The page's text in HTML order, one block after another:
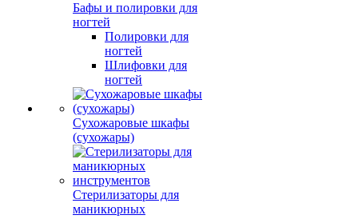
Бафы и полировки для
ногтей
Полировки для
ногтей
Шлифовки для
ногтей
Сухожаровые шкафы
(сухожары)
Стерилизаторы для
маникюрных